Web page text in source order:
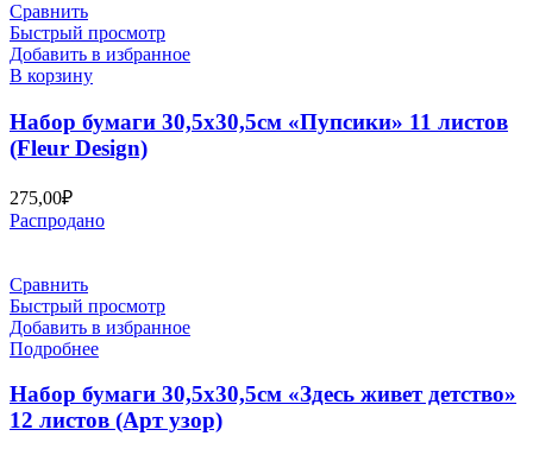
Сравнить
Быстрый просмотр
Добавить в избранное
В корзину
Набор бумаги 30,5х30,5см «Пупсики» 11 листов
(Fleur Design)
275,00₽
Распродано
Сравнить
Быстрый просмотр
Добавить в избранное
Подробнее
Набор бумаги 30,5х30,5см «Здесь живет детство»
12 листов (Арт узор)